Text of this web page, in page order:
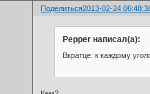
Поделиться2013-02-24
Pepper написал(а):
Вкратце: к каждому